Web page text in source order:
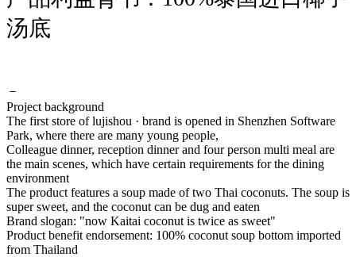
汤底
－
Project background
The first store of lujishou · brand is opened in Shenzhen Software
Park, where there are many young people,
Colleague dinner, reception dinner and four person multi meal are
the main scenes, which have certain requirements for the dining
environment
The product features a soup made of two Thai coconuts. The soup is
super sweet, and the coconut can be dug and eaten
Brand slogan: "now Kaitai coconut is twice as sweet"
Product benefit endorsement: 100% coconut soup bottom imported
from Thailand